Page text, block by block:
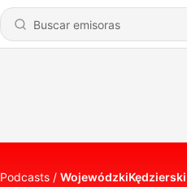
Podcasts WojewódzkiKędzierski